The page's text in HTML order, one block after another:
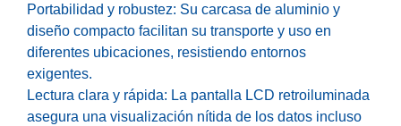
Portabilidad y robustez: Su carcasa de aluminio y
diseño compacto facilitan su transporte y uso en
diferentes ubicaciones, resistiendo entornos
exigentes.
Lectura clara y rápida: La pantalla LCD retroiluminada
asegura una visualización nítida de los datos incluso